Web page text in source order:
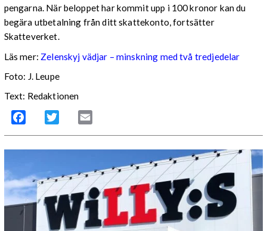
pengarna. När beloppet har kommit upp i 100 kronor kan du
begära utbetalning från ditt skattekonto, fortsätter
Skatteverket.
Läs mer: Zelenskyj vädjar – minskning med två tredjedelar
Foto: J. Leupe
Text: Redaktionen
Facebook Twitter